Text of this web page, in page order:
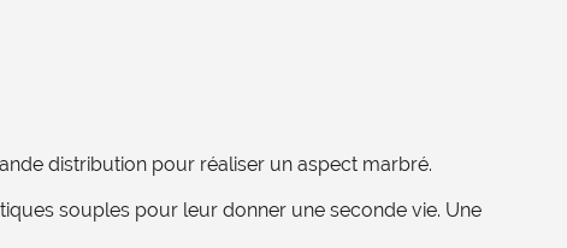
distribution pour réaliser un aspect marbré.
souples pour leur donner une seconde vie. Une